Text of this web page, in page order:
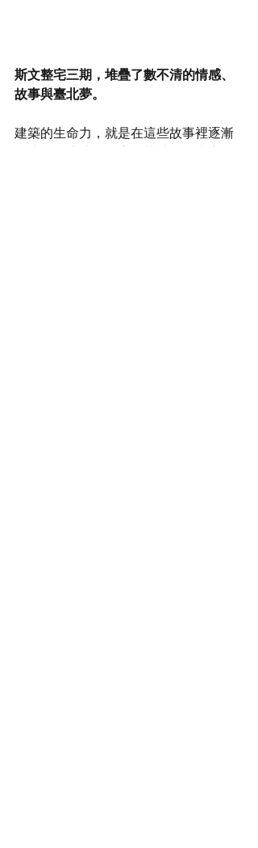
斯文整宅三期，堆疊了數不清的情感、
故事與臺北夢。
建築的生命力，就是在這些故事裡逐漸